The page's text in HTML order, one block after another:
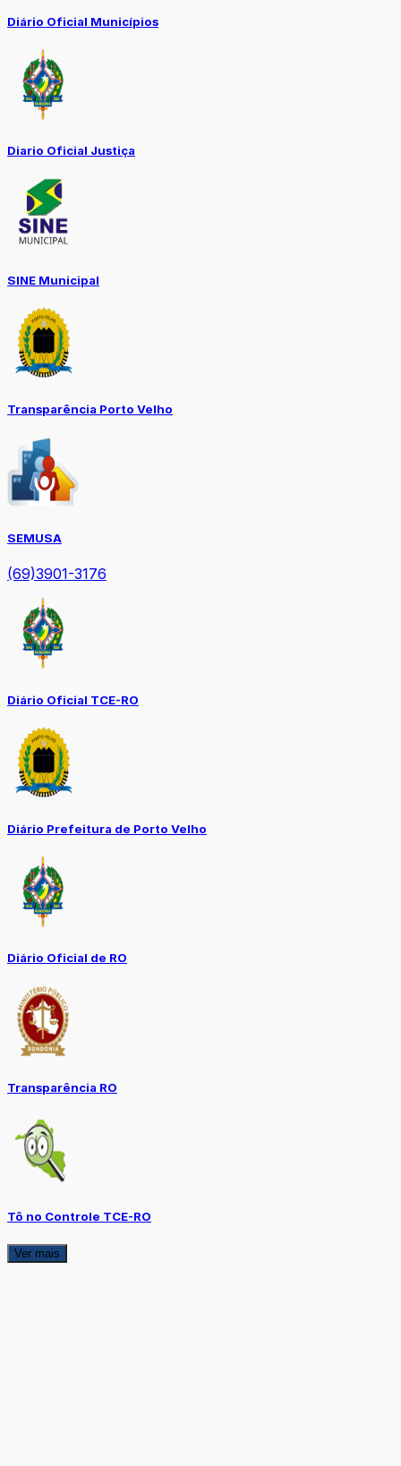
Diário Oficial Municípios
Diario Oficial Justiça
SINE Municipal
Transparência Porto Velho
SEMUSA
(69)3901-3176
Diário Oficial TCE-RO
Diário Prefeitura de Porto Velho
Diário Oficial de RO
Transparência RO
Tô no Controle TCE-RO
Ver mais